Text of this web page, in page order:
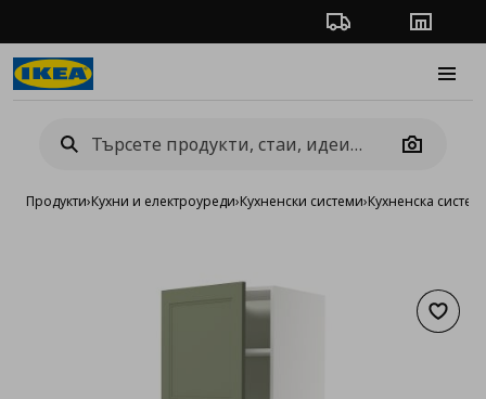
Проследяване на
Camera
Продукти›Кухни и електроуреди›Кухненски системи›Кухненска